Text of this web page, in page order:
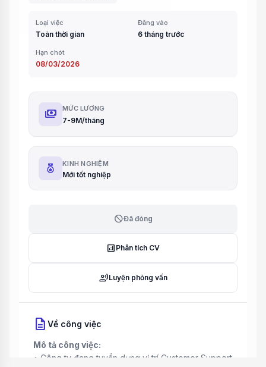
Loại việc
Toàn thời gian
Đăng vào
6 tháng trước
Hạn chót
08/03/2026
payments MỨC LƯƠNG
7-9M/tháng
KINH NGHIỆM
Mới tốt nghiệp
blockĐã đóng
analytics Phân tích CV
record_voice_overLuyện phỏng vấn
description Về công việc
Mô tả công việc:
• Công ty đang tuyển dụng vị trí Customer Support